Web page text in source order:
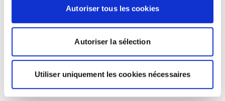
Autoriser tous les cookies
Autoriser la sélection
Utiliser uniquement les cookies nécessaires